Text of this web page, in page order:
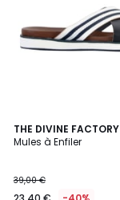
THE DIVINE FACTORY
Mules à Enfiler
39,00 €